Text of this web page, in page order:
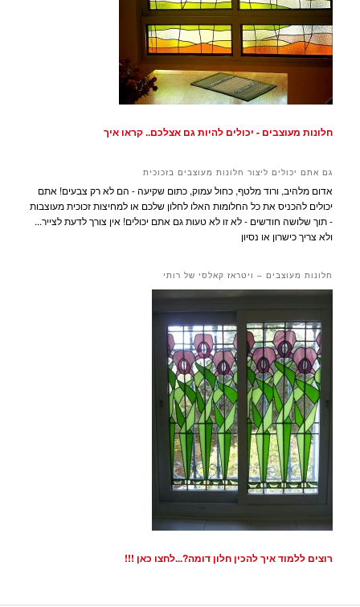
חלונות מעוצבים - יכולים להיות גם אצלכם.. קראו איך
גם אתם יכולים ליצור חלונות מעוצבים בזכוכית
אדום מלהיב, ורוד מלטף, כחול עמוק, כתום שקיעה - הם לא רק צבעים! אתם
יכולים להכניס את כל החלומות האלו לחלון שלכם או למחיצות זכוכית מעוצבות
- תוך שלושה חודשים - לא זו לא טעות גם אתם יכולים! אין צורך לדעת לצייר...
ולא צריך כישרון או נסיון
חלונות מעוצבים – ויטראז קאלסי של רותי
רוצים ללמוד איך להכין חלון דומה?...לחצו כאן !!!